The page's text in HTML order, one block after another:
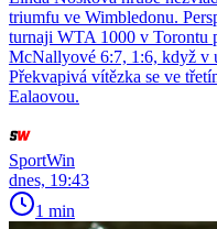
triumfu ve Wimbledonu.
turnaji WTA 1000 v Torontu
McNallyové 6:7, 1:6, když v
Překvapivá vítězka se ve
Ealaovou.
SportWin
dnes, 19:43
1 min